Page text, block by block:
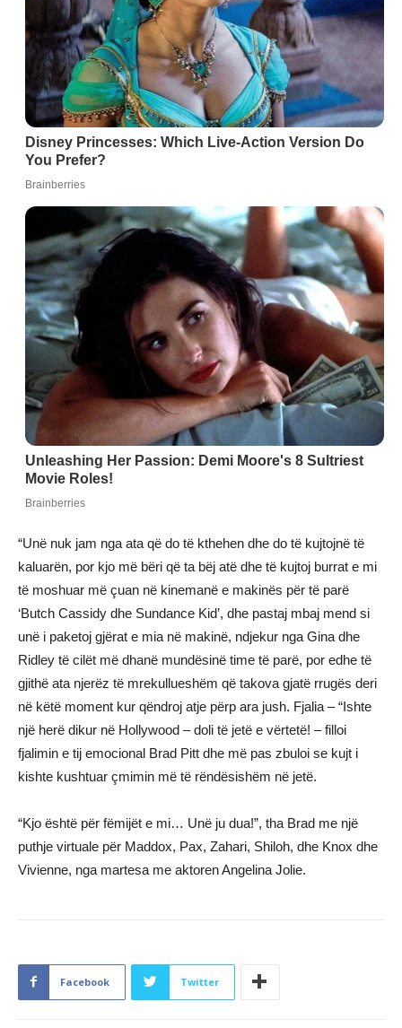
“Unë nuk jam nga ata që do të kthehen dhe do të kujtojnë të
kaluarën, por kjo më bëri që ta bëj atë dhe të kujtoj burrat e mi
të moshuar më çuan në kinemanë e makinës për të parë
‘Butch Cassidy dhe Sundance Kid’, dhe pastaj mbaj mend si
unë i paketoj gjërat e mia në makinë, ndjekur nga Gina dhe
Ridley të cilët më dhanë mundësinë time të parë, por edhe të
gjithë ata njerëz të mrekullueshëm që takova gjatë rrugës deri
në këtë moment kur qëndroj atje përp ara jush. Fjalia – “Ishte
një herë dikur në Hollywood – doli të jetë e vërtetë! – filloi
fjalimin e tij emocional Brad Pitt dhe më pas zbuloi se kujt i
kishte kushtuar çmimin më të rëndësishëm në jetë.
“Kjo është për fëmijët e mi… Unë ju dua!”, tha Brad me një
puthje virtuale për Maddox, Pax, Zahari, Shiloh, dhe Knox dhe
Vivienne, nga martesa me aktoren Angelina Jolie.
Facebook Twitter